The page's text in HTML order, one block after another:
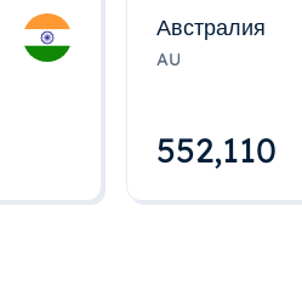
Австралия
AU
552,112